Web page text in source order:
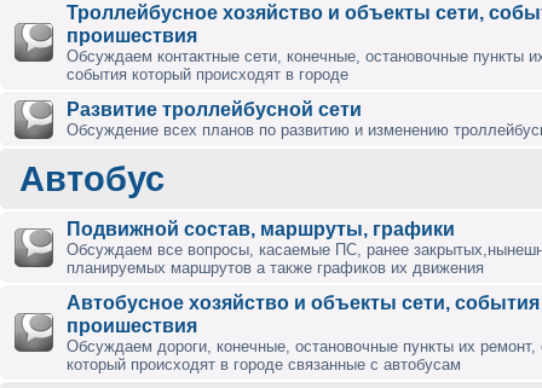
Троллейбусное хозяйство и объекты сети,
проишествия
Обсуждаем контактные сети, конечные, остановочные пункты
события который происходят в городе
Развитие троллейбусной сети
Обсуждение всех планов по развитию и изменению
Автобус
Подвижной состав, маршруты, графики
Обсуждаем все вопросы, касаемые ПС, ранее
планируемых маршрутов а также графиков их движения
Автобусное хозяйство и объекты сети,
проишествия
Обсуждаем дороги, конечные, остановочные пункты их ремонт,
который происходят в городе связанные с автобусам